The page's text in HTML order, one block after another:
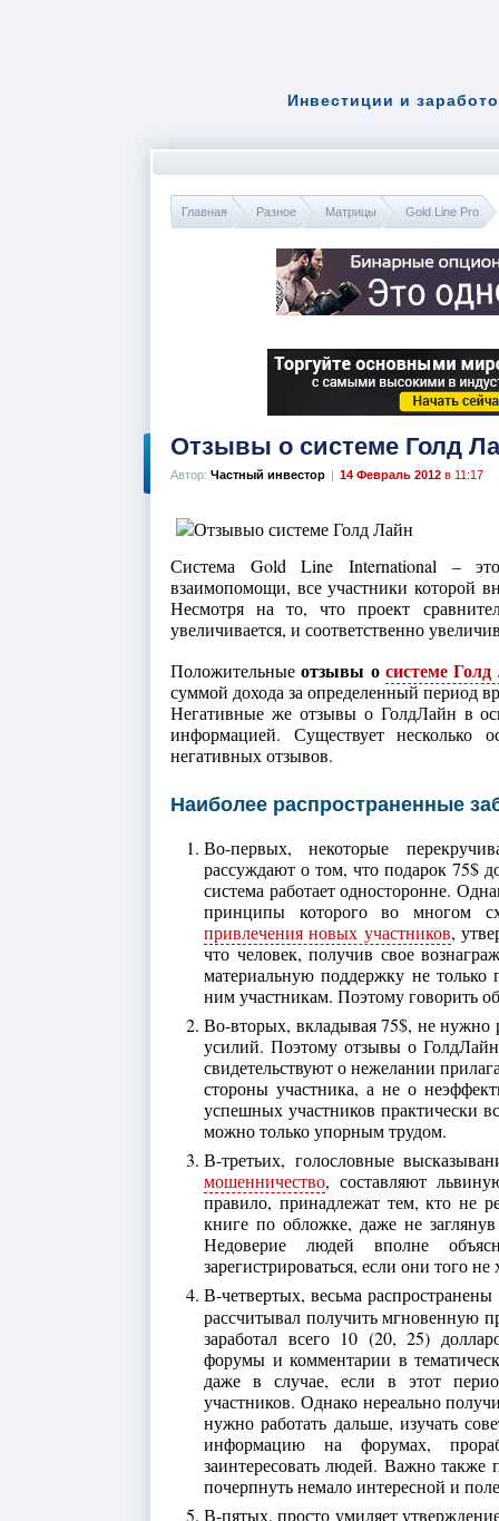
Инвестиции и
Главная Разное Матрицы Gold Line Pro
Отзывы о системе Голд
Автор: Частный инвестор | 14 Февраль 2012 в 11:17
Система Gold Line International – это
взаимопомощи, все участники которой
Несмотря на то, что проект
увеличивается, и соответственно
Положительныеотзывы осистеме
суммой дохода за определенный период
Негативные же отзывы о ГолдЛайн в
информацией. Существует несколько
негативных отзывов.
Наиболее распространенные
Во-первых, некоторые
рассуждают о том, что подарок 75$
система работает односторонне.
принципы которого во многом
привлечения новых участников,
что человек, получив свое
материальную поддержку не
ним участникам. Поэтому говорить
Во-вторых, вкладывая 75$, не нужно
усилий. Поэтому отзывы о
свидетельствуют о нежелании
стороны участника, а не о
успешных участников практически
можно только упорным трудом.
В-третьих, голословные
мошенничество, составляют
правило, принадлежат тем, кто не
книге по обложке, даже не
Недоверие людей вполне
зарегистрироваться, если они того не
В-четвертых, весьма
рассчитывал получить мгновенную
заработал всего 10 (20, 25)
форумы и комментарии в
даже в случае, если в этот
участников. Однако нереально
нужно работать дальше, изучать
информацию на форумах,
заинтересовать людей. Важно
почерпнуть немало интересной и
В-пятых, просто умиляет